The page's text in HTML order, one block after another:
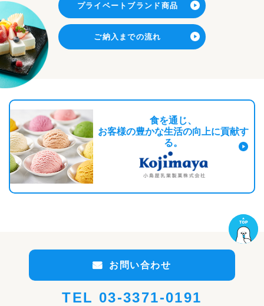
プライベートブランド商品
ご納入までの流れ
食を通じ、
お客様の豊かな生活の向上に貢献す
る。
お問い合わせ
TEL 03-3371-0191